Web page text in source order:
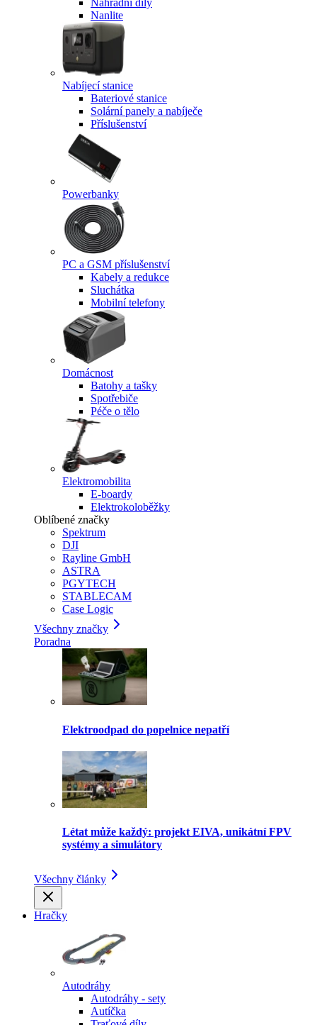
Náhradní díly
Nanlite
Nabíjecí stanice
Bateriové stanice
Solární panely a nabíječe
Příslušenství
Powerbanky
PC a GSM příslušenství
Kabely a redukce
Sluchátka
Mobilní telefony
Domácnost
Batohy a tašky
Spotřebiče
Péče o tělo
Elektromobilita
E-boardy
Elektrokoloběžky
Oblíbené značky
Spektrum
DJI
Rayline GmbH
ASTRA
PGYTECH
STABLECAM
Case Logic
Všechny značky
Poradna
Elektroodpad do popelnice nepatří
Létat může každý: projekt EIVA, unikátní FPV
systémy a simulátory
Všechny články
Hračky
Autodráhy
Autodráhy - sety
Autíčka